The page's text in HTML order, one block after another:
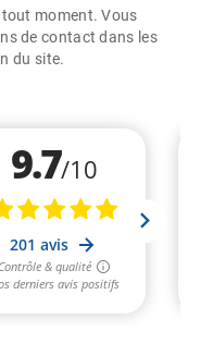
moment. Vous
de contact dans les
du site.